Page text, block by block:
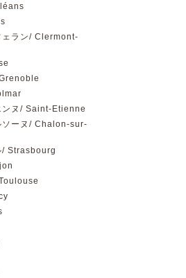
ェラン/ Clermont-
ンヌ/ Saint-Etienne
ソーヌ/ Chalon-sur-
/ Strasbourg